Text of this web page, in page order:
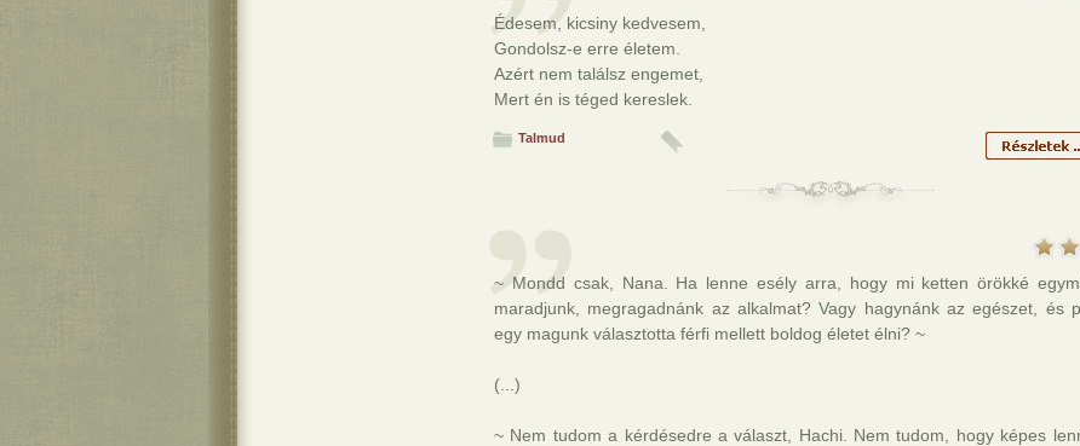
Édesem, kicsiny kedvesem,
Gondolsz-e erre életem.
Azért nem találsz engemet,
Mert én is téged kereslek.
Talmud
~ Mondd csak, Nana. Ha lenne esély arra, hogy mi ketten örökké
maradjunk, megragadnánk az alkalmat? Vagy hagynánk az egészet, és
egy magunk választotta férfi mellett boldog életet élni? ~
(...)
~ Nem tudom a kérdésedre a választ, Hachi. Nem tudom, hogy képes